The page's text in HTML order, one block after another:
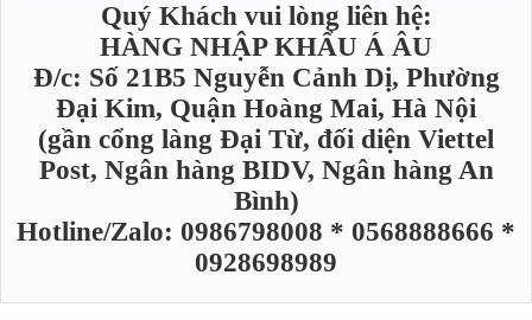
Quý Khách vui lòng liên hệ:
HÀNG NHẬP KHẨU Á ÂU
Đ/c: Số 21B5 Nguyễn Cảnh Dị, Phường
Đại Kim, Quận Hoàng Mai, Hà Nội
(gần cổng làng Đại Từ, đối diện Viettel
Post, Ngân hàng BIDV, Ngân hàng An
Bình)
Hotline/Zalo: 0986798008 * 0568888666 *
0928698989